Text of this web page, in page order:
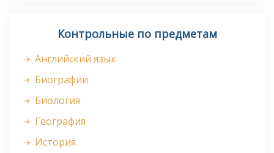
Контрольные по предметам
Английский язык
Биографии
Биология
География
История